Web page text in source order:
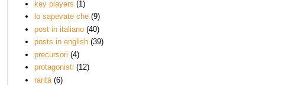
key players (1)
lo sapevate che (9)
post in italiano (40)
posts in english (39)
precursori (4)
protagonisti (12)
rarità (6)